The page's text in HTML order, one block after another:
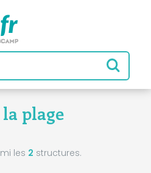
plage
les 2 structures.